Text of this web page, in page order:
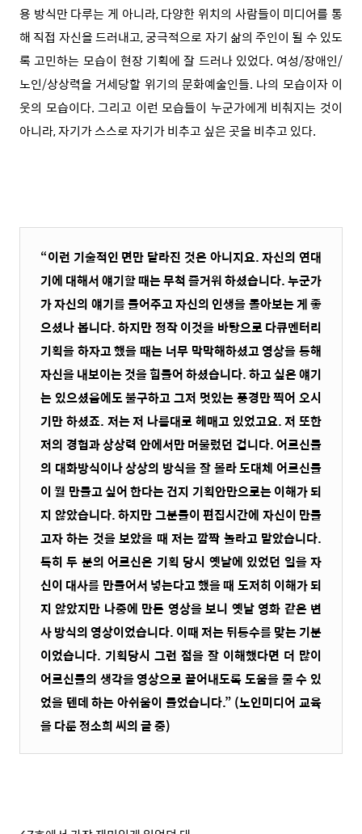
용 방식만 다루는 게 아니라, 다양한 위치의 사람들이 미디어를 통
해 직접 자신을 드러내고, 궁극적으로 자기 삶의 주인이 될 수 있도
록 고민하는 모습이 현장 기획에 잘 드러나 있었다. 여성/장애인/
노인/상상력을 거세당할 위기의 문화예술인들. 나의 모습이자 이
웃의 모습이다. 그리고 이런 모습들이 누군가에게 비춰지는 것이
아니라, 자기가 스스로 자기가 비추고 싶은 곳을 비추고 있다.
“이런 기술적인 면만 달라진 것은 아니지요. 자신의 연대
기에 대해서 얘기할 때는 무척 즐거워 하셨습니다. 누군가
가 자신의 얘기를 들어주고 자신의 인생을 돌아보는 게 좋
으셨나 봅니다. 하지만 정작 이것을 바탕으로 다큐멘터리
기획을 하자고 했을 때는 너무 막막해하셨고 영상을 통해
자신을 내보이는 것을 힘들어 하셨습니다. 하고 싶은 얘기
는 있으셨음에도 불구하고 그저 멋있는 풍경만 찍어 오시
기만 하셨죠. 저는 저 나름대로 헤매고 있었고요. 저 또한
저의 경험과 상상력 안에서만 머물렀던 겁니다. 어르신들
의 대화방식이나 상상의 방식을 잘 몰라 도대체 어르신들
이 뭘 만들고 싶어 한다는 건지 기획안만으로는 이해가 되
지 않았습니다. 하지만 그분들이 편집시간에 자신이 만들
고자 하는 것을 보았을 때 저는 깜짝 놀라고 말았습니다.
특히 두 분의 어르신은 기획 당시 옛날에 있었던 일을 자
신이 대사를 만들어서 넣는다고 했을 때 도저히 이해가 되
지 않았지만 나중에 만든 영상을 보니 옛날 영화 같은 변
사 방식의 영상이었습니다. 이때 저는 뒤통수를 맞는 기분
이었습니다. 기획당시 그런 점을 잘 이해했다면 더 많이
어르신들의 생각을 영상으로 끌어내도록 도움을 줄 수 있
었을 텐데 하는 아쉬움이 들었습니다.” (노인미디어 교육
을 다룬 정소희 씨의 글 중)